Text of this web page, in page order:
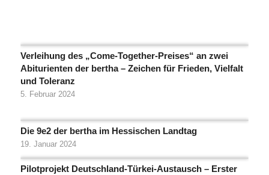
Verleihung des „Come-Together-Preises“ an zwei
Abiturienten der bertha – Zeichen für Frieden, Vielfalt
und Toleranz
5. Februar 2024
Die 9e2 der bertha im Hessischen Landtag
19. Januar 2024
Pilotprojekt Deutschland-Türkei-Austausch – Erster